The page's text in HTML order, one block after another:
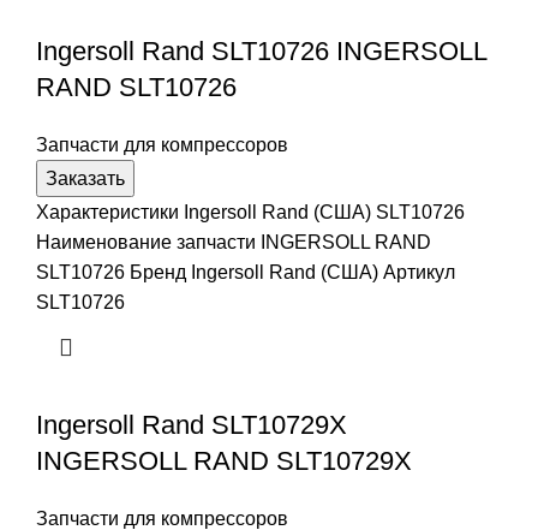
Ingersoll Rand SLT10726 INGERSOLL
RAND SLT10726
Запчасти для компрессоров
Заказать
Характеристики Ingersoll Rand (США) SLT10726
Наименование запчасти INGERSOLL RAND
SLT10726 Бренд Ingersoll Rand (США) Артикул
SLT10726
Ingersoll Rand SLT10729X
INGERSOLL RAND SLT10729X
Запчасти для компрессоров